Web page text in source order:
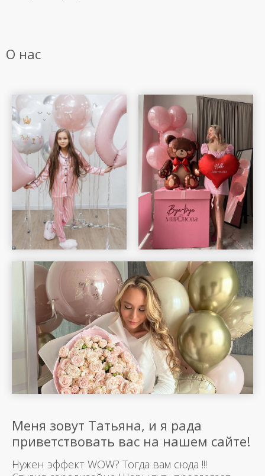
О нас
Меня зовут Татьяна, и я рада
приветствовать вас на нашем сайте!
Нужен эффект WOW? Тогда вам сюда !!!